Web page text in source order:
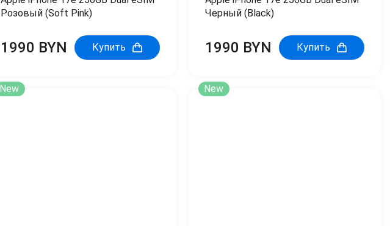
Розовый (Soft Pink)
1990 BYN Купить
Черный (Black)
1990 BYN Купить
New New